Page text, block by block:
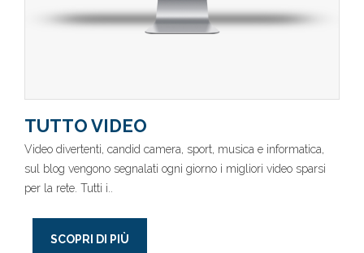
TUTTO VIDEO
Video divertenti, candid camera, sport, musica e informatica,
sul blog vengono segnalati ogni giorno i migliori video sparsi
per la rete. Tutti i..
SCOPRI DI PIÙ